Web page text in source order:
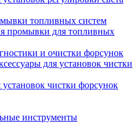
топливных систем
промывки для топливных
и очистки форсунок
для установок чистки
установок чистки форсунок
инструменты